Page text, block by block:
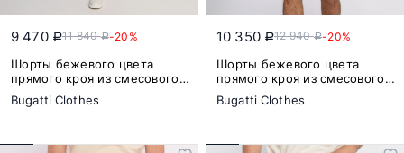
9 470 a11 840a-20%
Шорты бежевого цвета
прямого кроя из смесового
хлопка
Bugatti Clothes
10 350 a12 940a-20%
Шорты бежевого цвета
прямого кроя из смесового
хлопка
Bugatti Clothes